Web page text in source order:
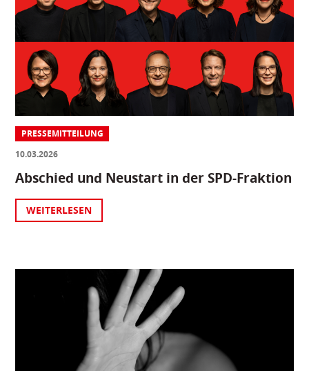
PRESSEMITTEILUNG
10.03.2026
Abschied und Neustart in der SPD-Fraktion
WEITERLESEN